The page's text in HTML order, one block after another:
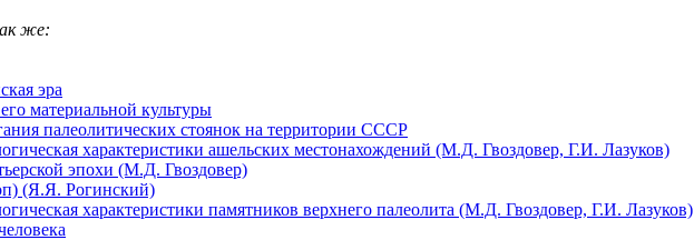
же:
эра
материальной культуры
палеолитических стоянок на территории СССР
характеристики ашельских местонахождений (М.Д. Гвоздовер, Г.И. Лазуков)
эпохи (М.Д. Гвоздовер)
(Я.Я. Рогинский)
характеристики памятников верхнего палеолита (М.Д. Гвоздовер, Г.И. Лазуков)